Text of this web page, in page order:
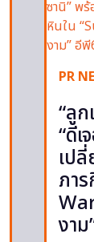
PR
“ลู
“ดี
เป
ภา
งา